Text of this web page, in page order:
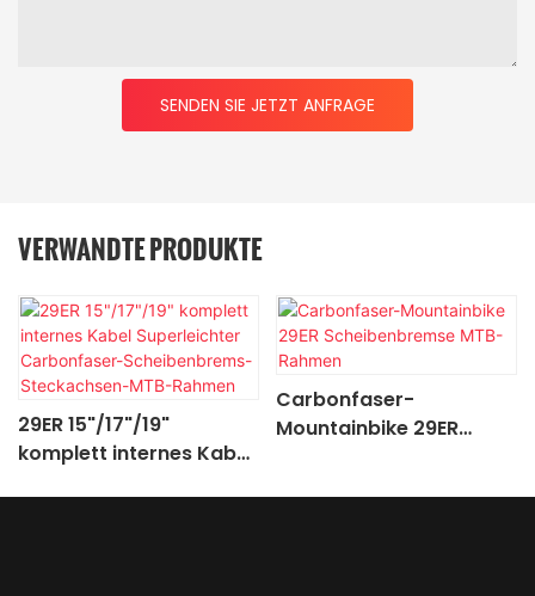
SENDEN SIE JETZT ANFRAGE
VERWANDTE PRODUKTE
29ER 15"/17"/19"
komplett internes Kabel
Carbonfaser-
Mountainbike 29ER